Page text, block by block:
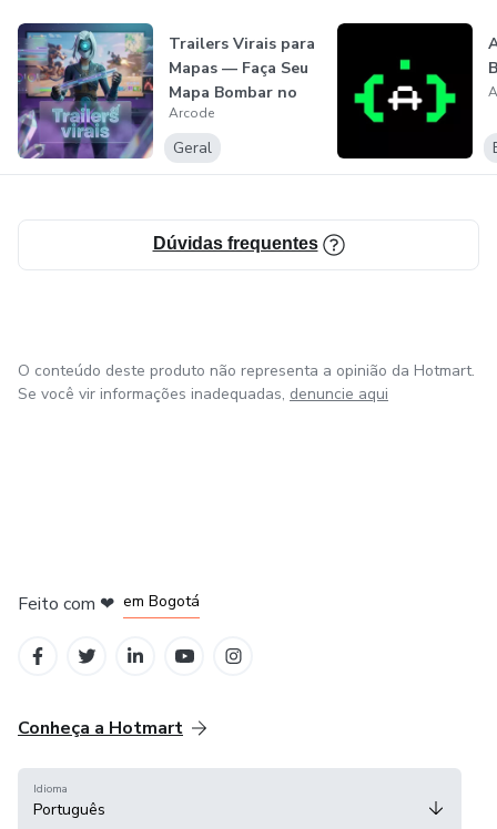
Trailers Virais para
Mapas — Faça Seu
Mapa Bombar no
Fortni...
Arcode
Geral
Dúvidas frequentes
O conteúdo deste produto não representa a opinião da Hotmart.
Se você vir informações inadequadas, denuncie aqui
Feito com ❤ em Bogotá
Conheça a Hotmart
Idioma
Português